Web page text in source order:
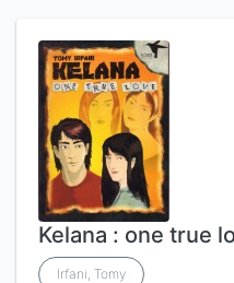
Kelana : one true
Irfani, Tomy